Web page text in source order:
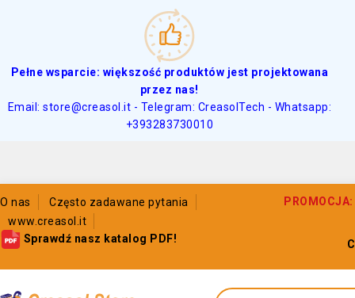
Pełne wsparcie: większość produktów jest projektowana
przez nas!
Email: store@creasol.it - Telegram: CreasolTech - Whatsapp:
+393283730010
O nas
Często zadawane pytania
www.creasol.it
Sprawdź nasz katalog PDF!